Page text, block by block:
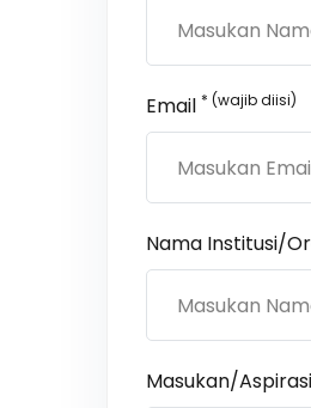
Email * (wajib diisi)
Nama Institusi/
Masukan/Aspirasi